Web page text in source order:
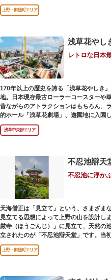
んでいます。活気ある呼び込みが飛び交
みながら目玉商品や特価品を探せるのが
アメ横のはじまりは、物資が底をついた
くの闇市が的屋の仕切りであったのに対
共同体となり連合会を結成。出店を統制
当時、JR上野駅のすぐ南に発生した闇市
から「アメヤ横丁（飴屋通り）」と呼ば
には、アメリカ進駐軍の放出物資を販売
（アメリカ通り）」と呼ばれるようにな
され、今の「アメ横」になったと言われ
上野・御徒町エリア
浅草花やし
レトロな日本
170年以上の歴史を誇る「浅草花やしき
地。日本現存最古ローラーコースターや
昔ながらのアトラクションはもちろん、
的ホール「浅草花劇場」、遊園地に入園
デパート浅草花やしき店」も併設され、
「遊びの場」として親しまれています。
と菊細工を主とした花園（かえん）とし
遊戯施設が置かれ、珍鳥や猛獣、見世物
動物園としても知られるようになりまし
かさと懐かしさを併せ持つレトロなアト
トとなっています。幼児（0歳～4歳）は
身長制限の無いアトラクションもあり、
りです。
浅草中央部エリア
不忍池辯天
不忍池に浮か
天海僧正は「見立て」という、さまざま
見立てる思想によって上野の山を設計し
厳寺（ほうごんじ）」に見立て、天然の
立されたのが「不忍池辯天堂」です。当
用していましたが、参詣者が増えたこと
どこからでも参拝できるように、八角形
上野・御徒町エリア